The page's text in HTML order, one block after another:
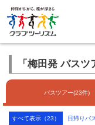
「梅田発 バス
バスツアー(23件)
すべて表示（23） 日帰りバ